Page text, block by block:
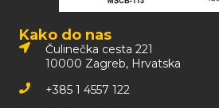
Kako do nas
Čulinečka cesta 221
10000 Zagreb, Hrvatska
+385 1 4557 122